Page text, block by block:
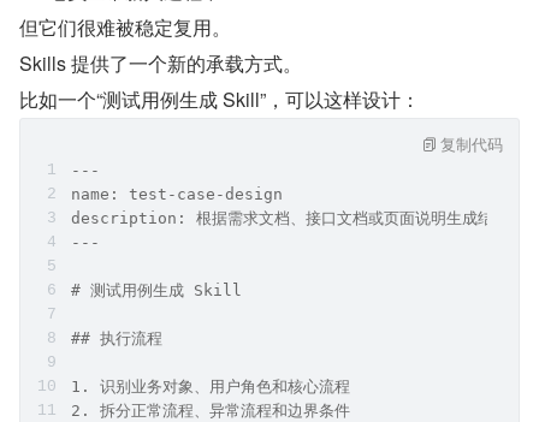
但它们很难被稳定复用。
Skills 提供了一个新的承载方式。
比如一个“测试用例生成 Skill”，可以这样设计：
---
name: test-case-design
description: 根据需求文档、接口文档或页面说明生成结构化测
---
# 测试用例生成 Skill
## 执行流程
1. 识别业务对象、用户角色和核心流程
2. 拆分正常流程、异常流程和边界条件
复制代码